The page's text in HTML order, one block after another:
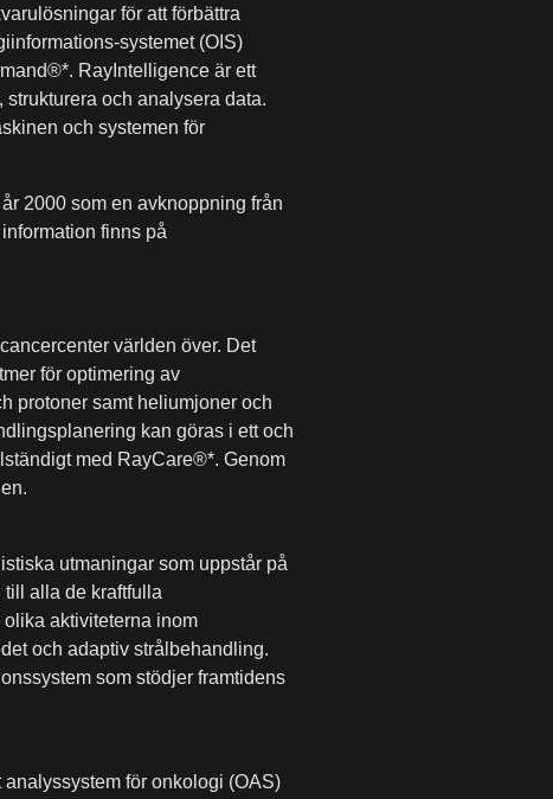
för att förbättra
systemet (OIS)
RayIntelligence är ett
och analysera data.
och systemen för
2000 som en avknoppning från
finns på
världen över. Det
för optimering av
protoner samt heliumjoner och
kan göras i ett och
med RayCare®*. Genom
utmaningar som uppstår på
alla de kraftfulla
aktiviteterna inom
och adaptiv strålbehandling.
som stödjer framtidens
för onkologi (OAS)